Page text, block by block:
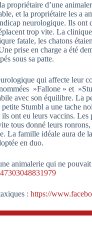
propriétaire d’une
et la propriétaire les a
neurologique. Ils ont
trop vite. La
fatale, les chatons
prise en charge a été
sous sa patte.
qui affecte leur
»Fallone » et
avec son équilibre. La
Stumbl a une tache
ont eu leurs vaccins.
tous donné leurs
La famille idéale aura de
en duo.
animalerie qui ne
: https://